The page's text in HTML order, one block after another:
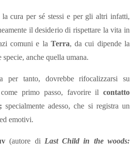
la cura per sé stessi e per gli altri infatti,
il desiderio di rispettare la vita in
comuni e la Terra, da cui dipende la
anche quella umana.
per tanto, dovrebbe rifocalizzarsi su
primo passo, favorire il contatto
specialmente adesso, che si registra un
emotivi.
(autore di Last Child in the woods: